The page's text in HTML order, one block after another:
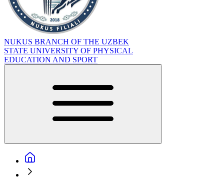
NUKUS BRANCH OF THE UZBEK
STATE UNIVERSITY OF PHYSICAL
EDUCATION AND SPORT